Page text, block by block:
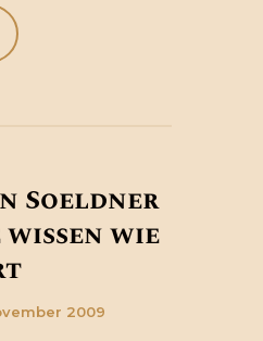
Soeldner
wie
2009